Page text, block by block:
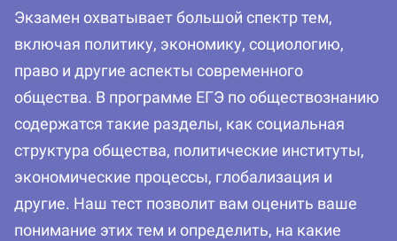
Экзамен охватывает большой спектр тем,
включая политику, экономику, социологию,
право и другие аспекты современного
общества. В программе ЕГЭ по обществознанию
содержатся такие разделы, как социальная
структура общества, политические институты,
экономические процессы, глобализация и
другие. Наш тест позволит вам оценить ваше
понимание этих тем и определить, на какие